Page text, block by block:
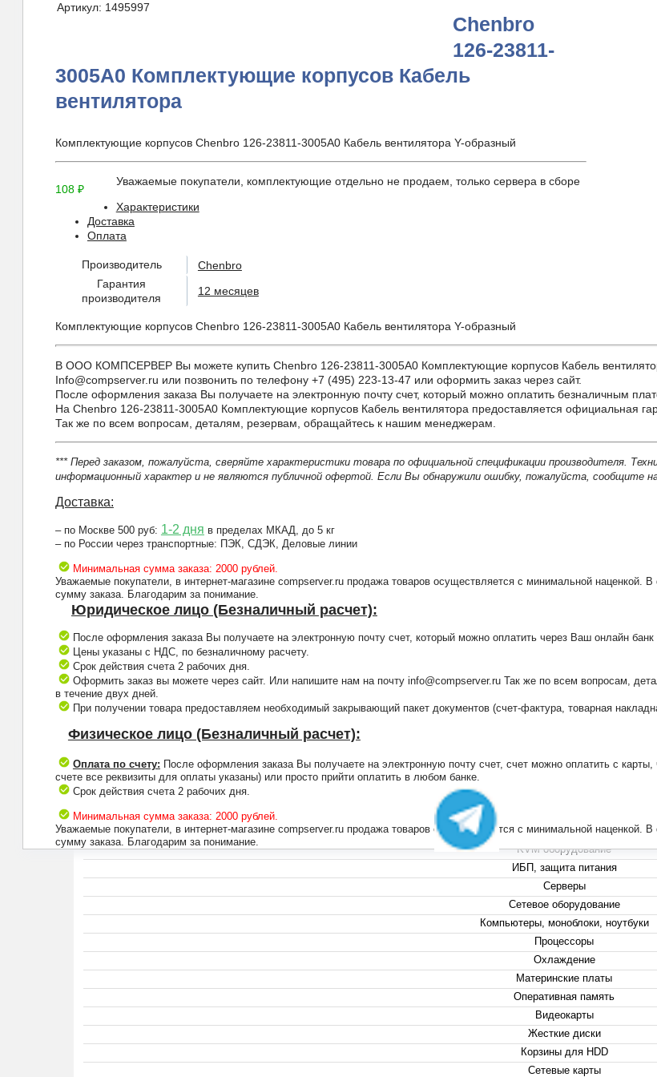
Артикул: 1495997
Chenbro
126-23811-
3005A0 Комплектующие корпусов Кабель
вентилятора
Комплектующие корпусов Chenbro 126-23811-3005A0 Кабель вентилятора Y-образный
108 ₽
Уважаемые покупатели, комплектующие отдельно не продаем, только сервера в сборе
Характеристики
Доставка
Оплата
Производитель
Chenbro
Гарантия
производителя
12 месяцев
Комплектующие корпусов Chenbro 126-23811-3005A0 Кабель вентилятора Y-образный
В ООО КОМПСЕРВЕР Вы можете купить Chenbro 126-23811-3005A0 Комплектующие корпусов Кабель
Info@compserver.ru или позвонить по телефону +7 (495) 223-13-47 или оформить заказ через сайт.
После оформления заказа Вы получаете на электронную почту счет, который можно оплатить безналичным
На Chenbro 126-23811-3005A0 Комплектующие корпусов Кабель вентилятора предоставляется официальная
Так же по всем вопросам, деталям, резервам, обращайтесь к нашим менеджерам.
*** Перед заказом, пожалуйста, сверяйте характеристики товара по официальной спецификации производителя.
информационный характер и не являются публичной офертой. Если Вы обнаружили ошибку, пожалуйста, сообщите
Доставка:
– по Москве 500 руб: 1-2 дня в пределах МКАД, до 5 кг
– по России через транспортные: ПЭК, СДЭК, Деловые линии
Минимальная сумма заказа: 2000 рублей.
Уважаемые покупатели, в интернет-магазине compserver.ru продажа товаров осуществляется с минимальной
сумму заказа. Благодарим за понимание.
Юридическое лицо (Безналичный расчет):
После оформления заказа Вы получаете на электронную почту счет, который можно оплатить через Ваш онлайн банк
Цены указаны с НДС, по безналичному расчету.
Срок действия счета 2 рабочих дня.
Оформить заказ вы можете через сайт. Или напишите нам на почту info@compserver.ru Так же по всем вопросам,
в течение двух дней.
При получении товара предоставляем необходимый закрывающий пакет документов (счет-фактура, товарная
Физическое лицо (Безналичный расчет):
Оплата по счету: После оформления заказа Вы получаете на электронную почту счет, счет можно оплатить с
счете все реквизиты для оплаты указаны) или просто прийти оплатить в любом банке.
Срок действия счета 2 рабочих дня.
Минимальная сумма заказа: 2000 рублей.
Уважаемые покупатели, в интернет-магазине compserver.ru продажа товаров осуществляется с минимальной
сумму заказа. Благодарим за понимание.
+7 (495) 223-13-47
KVM оборудование
ИБП, защита питания
Серверы
Сетевое оборудование
Компьютеры, моноблоки, ноутбуки
Процессоры
Охлаждение
Материнские платы
Оперативная память
Видеокарты
Жесткие диски
Корзины для HDD
Сетевые карты